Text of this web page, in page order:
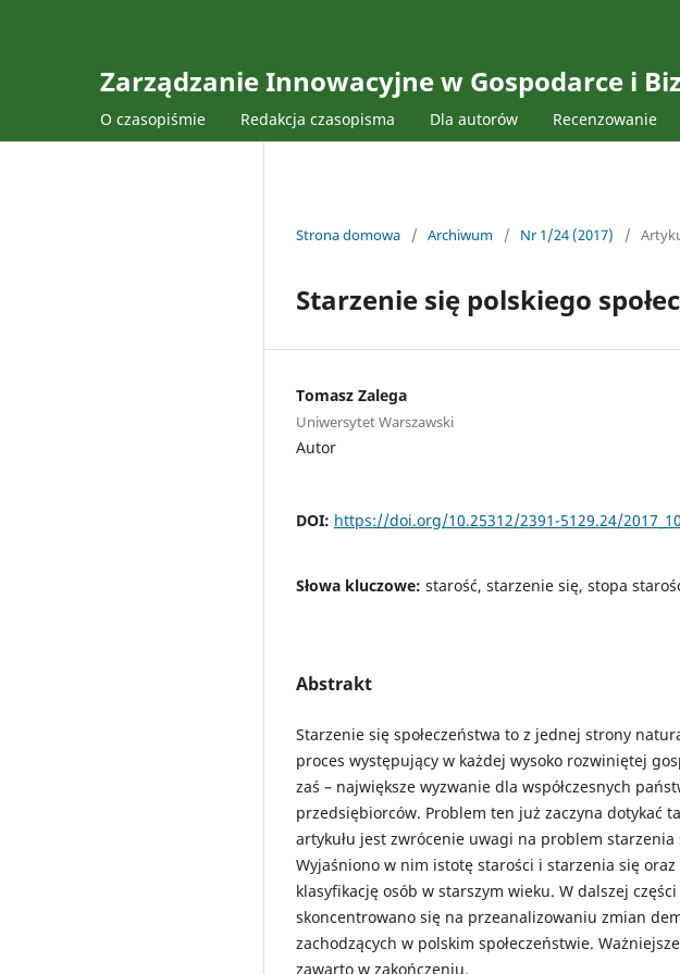
Zarządzanie Innowacyjne w Gospodarce i
O czasopiśmie Redakcja czasopisma Dla autorów Recenzowanie
Strona domowa / Archiwum / Nr 1/24 (2017) /
Starzenie się polskiego
Tomasz Zalega
Uniwersytet Warszawski
Autor
DOI: https://doi.org/10.25312/2391-5129.24/
Słowa kluczowe: starość, starzenie się, stopa
Abstrakt
Starzenie się społeczeństwa to z jednej strony
proces występujący w każdej wysoko rozwiniętej
zaś – największe wyzwanie dla współczesnych
przedsiębiorców. Problem ten już zaczyna dotykać
artykułu jest zwrócenie uwagi na problem
Wyjaśniono w nim istotę starości i starzenia się
klasyfikację osób w starszym wieku. W dalszej
skoncentrowano się na przeanalizowaniu zmian
zachodzących w polskim społeczeństwie.
zawarto w zakończeniu.